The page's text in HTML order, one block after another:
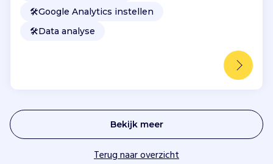
🛠️Google Analytics instellen
🛠️Data analyse
Bekijk meer
Terug naar overzicht